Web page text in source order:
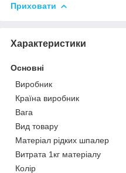
Приховати
Характеристики
Основні
Виробник
Країна виробник
Вага
Вид товару
Матеріал рідких шпалер
Витрата 1кг матеріалу
Колір